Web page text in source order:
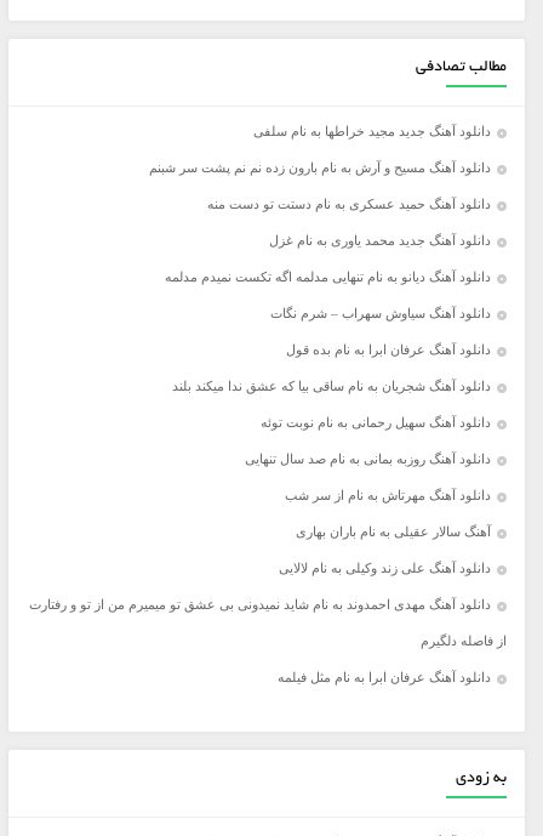
مطالب تصادفی
دانلود آهنگ جدید مجید خراطها به نام سلفی
دانلود آهنگ مسیح و آرش به نام بارون زده نم نم پشت سر شبنم
دانلود آهنگ حمید عسکری به نام دستت تو دست منه
دانلود آهنگ جدید محمد یاوری به نام غزل
دانلود آهنگ دیانو به نام تنهایی مدلمه اگه تکست نمیدم مدلمه
دانلود آهنگ سیاوش سهراب – شرم نگات
دانلود آهنگ عرفان ابرا به نام بده قول
دانلود آهنگ شجریان به نام ساقی بیا که عشق ندا میکند بلند
دانلود آهنگ سهیل رحمانی به نام نوبت توئه
دانلود آهنگ روزبه بمانی به نام صد سال تنهایی
دانلود آهنگ مهرتاش به نام از سر شب
آهنگ سالار عقیلی به نام باران بهاری
دانلود آهنگ علی زند وکیلی به نام لالایی
دانلود آهنگ مهدی احمدوند به نام شاید نمیدونی بی عشق تو میمیرم من از تو و رفتارت
از فاصله دلگیرم
دانلود آهنگ عرفان ابرا به نام مثل فیلمه
به زودی